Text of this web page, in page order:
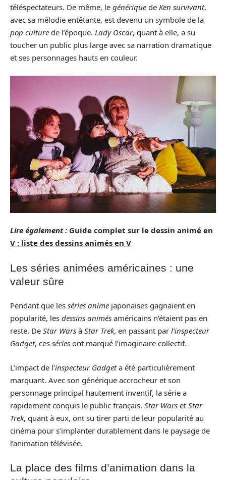
téléspectateurs. De même, le générique de Ken survivant,
avec sa mélodie entêtante, est devenu un symbole de la
pop culture de l’époque. Lady Oscar, quant à elle, a su
toucher un public plus large avec sa narration dramatique
et ses personnages hauts en couleur.
Lire également : Guide complet sur le dessin animé en
V : liste des dessins animés en V
Les séries animées américaines : une
valeur sûre
Pendant que les séries anime japonaises gagnaient en
popularité, les dessins animés américains n’étaient pas en
reste. De Star Wars à Star Trek, en passant par l’inspecteur
Gadget, ces séries ont marqué l’imaginaire collectif.
L’impact de l’inspecteur Gadgeta été particulièrement
marquant. Avec son générique accrocheur et son
personnage principal hautement inventif, la série a
rapidement conquis le public français. Star Wars et Star
Trek, quant à eux, ont su tirer parti de leur popularité au
cinéma pour s’implanter durablement dans le paysage de
l’animation télévisée.
La place des films d’animation dans la